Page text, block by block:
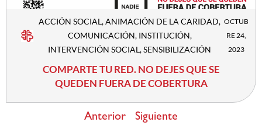
ACCIÓN SOCIAL,ANIMACIÓN DE LA CARIDAD,
COMUNICACIÓN, INSTITUCIÓN,
INTERVENCIÓN SOCIAL,SENSIBILIZACIÓN
OCTUB
RE 24,
2023
COMPARTE TU RED. NO DEJES QUE SE
QUEDEN FUERA DE COBERTURA
Anterior Siguiente